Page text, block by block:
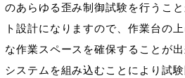
のあらゆる歪み制御試験を行うこ
ト設計になりますので、作業台の
な作業スペースを確保することが
システムを組み込むことにより試